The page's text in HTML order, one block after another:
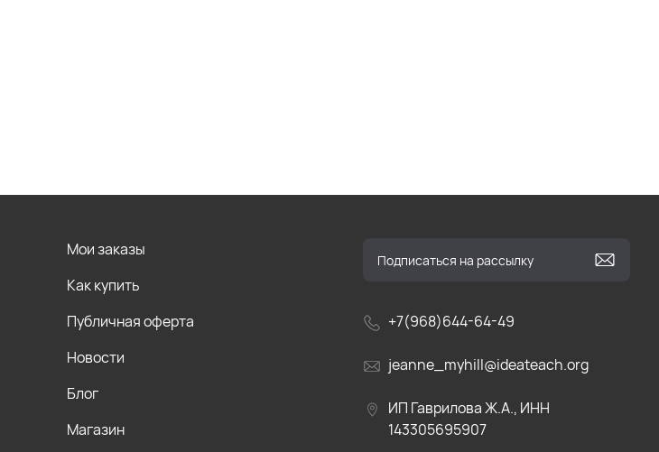
+7(968)644-64-49
jeanne_myhill@ideateach.org
ИП Гаврилова Ж.А., ИНН
143305695907
Мои заказы
Как купить
Публичная оферта
Новости
Блог
Магазин